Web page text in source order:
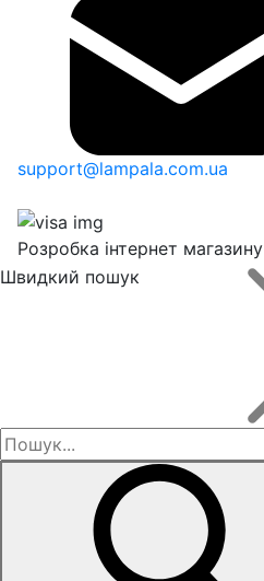
support@lampala.com.ua
Розробка інтернет магазину
Швидкий пошук